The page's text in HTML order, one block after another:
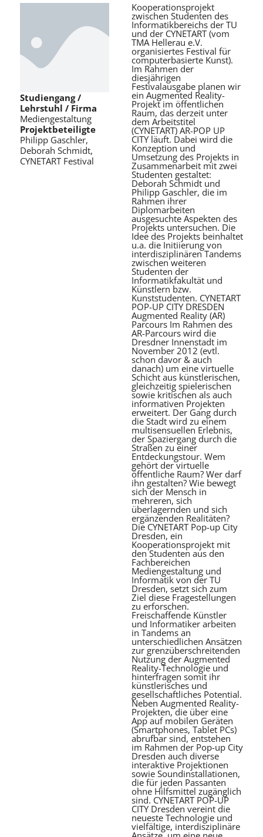
Studiengang /
Lehrstuhl / Firma
Mediengestaltung
Projektbeteiligte
Philipp Gaschler,
Deborah Schmidt,
CYNETART Festival
Kooperationsprojekt
zwischen Studenten des
Informatikbereichs der TU
und der CYNETART (vom
TMA Hellerau e.V.
organisiertes Festival für
computerbasierte Kunst).
Im Rahmen der
diesjährigen
Festivalausgabe planen wir
ein Augmented Reality-
Projekt im öffentlichen
Raum, das derzeit unter
dem Arbeitstitel
(CYNETART) AR-POP UP
CITY läuft. Dabei wird die
Konzeption und
Umsetzung des Projekts in
Zusammenarbeit mit zwei
Studenten gestaltet:
Deborah Schmidt und
Philipp Gaschler, die im
Rahmen ihrer
Diplomarbeiten
ausgesuchte Aspekten des
Projekts untersuchen. Die
Idee des Projekts beinhaltet
u.a. die Initiierung von
interdisziplinären Tandems
zwischen weiteren
Studenten der
Informatikfakultät und
Künstlern bzw.
Kunststudenten. CYNETART
POP-UP CITY DRESDEN
Augmented Reality (AR)
Parcours Im Rahmen des
AR-Parcours wird die
Dresdner Innenstadt im
November 2012 (evtl.
schon davor & auch
danach) um eine virtuelle
Schicht aus künstlerischen,
gleichzeitig spielerischen
sowie kritischen als auch
informativen Projekten
erweitert. Der Gang durch
die Stadt wird zu einem
multisensuellen Erlebnis,
der Spaziergang durch die
Straßen zu einer
Entdeckungstour. Wem
gehört der virtuelle
öffentliche Raum? Wer darf
ihn gestalten? Wie bewegt
sich der Mensch in
mehreren, sich
überlagernden und sich
ergänzenden Realitäten?
Die CYNETART Pop-up City
Dresden, ein
Kooperationsprojekt mit
den Studenten aus den
Fachbereichen
Mediengestaltung und
Informatik von der TU
Dresden, setzt sich zum
Ziel diese Fragestellungen
zu erforschen.
Freischaffende Künstler
und Informatiker arbeiten
in Tandems an
unterschiedlichen Ansätzen
zur grenzüberschreitenden
Nutzung der Augmented
Reality-Technologie und
hinterfragen somit ihr
künstlerisches und
gesellschaftliches Potential.
Neben Augmented Reality-
Projekten, die über eine
App auf mobilen Geräten
(Smartphones, Tablet PCs)
abrufbar sind, entstehen
im Rahmen der Pop-up City
Dresden auch diverse
interaktive Projektionen
sowie Soundinstallationen,
die für jeden Passanten
ohne Hilfsmittel zugänglich
sind. CYNETART POP-UP
CITY Dresden vereint die
neueste Technologie und
vielfältige, interdisziplinäre